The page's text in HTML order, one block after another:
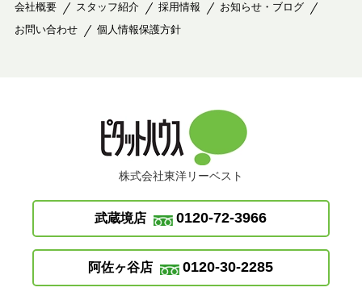
会社概要 スタッフ紹介 採用情報
お知らせ・ブログ
お問い合わせ
個人情報保護方針
株式会社東洋リーベスト
武蔵境店 0120-72-3966
阿佐ヶ谷店 0120-30-2285